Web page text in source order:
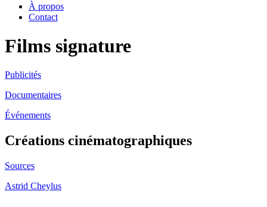
À propos
Contact
Films signature
Publicités
Documentaires
Événements
Créations cinématographiques
Sources
Astrid Cheylus